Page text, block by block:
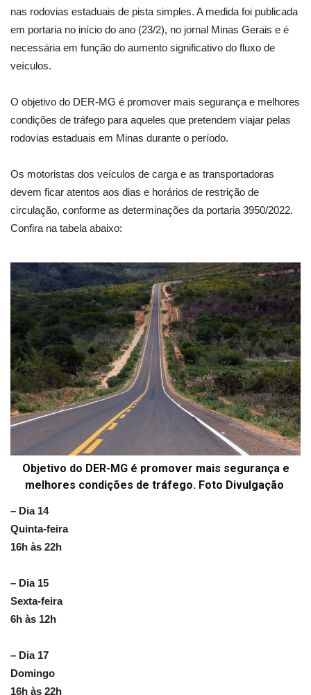
nas rodovias estaduais de pista simples. A medida foi publicada
em portaria no início do ano (23/2), no jornal Minas Gerais e é
necessária em função do aumento significativo do fluxo de
veículos.
O objetivo do DER-MG é promover mais segurança e melhores
condições de tráfego para aqueles que pretendem viajar pelas
rodovias estaduais em Minas durante o período.
Os motoristas dos veículos de carga e as transportadoras
devem ficar atentos aos dias e horários de restrição de
circulação, conforme as determinações da portaria 3950/2022.
Confira na tabela abaixo:
Objetivo do DER-MG é promover mais segurança e
melhores condições de tráfego. Foto Divulgação
– Dia 14
Quinta-feira
16h às 22h
– Dia 15
Sexta-feira
6h às 12h
– Dia 17
Domingo
16h às 22h